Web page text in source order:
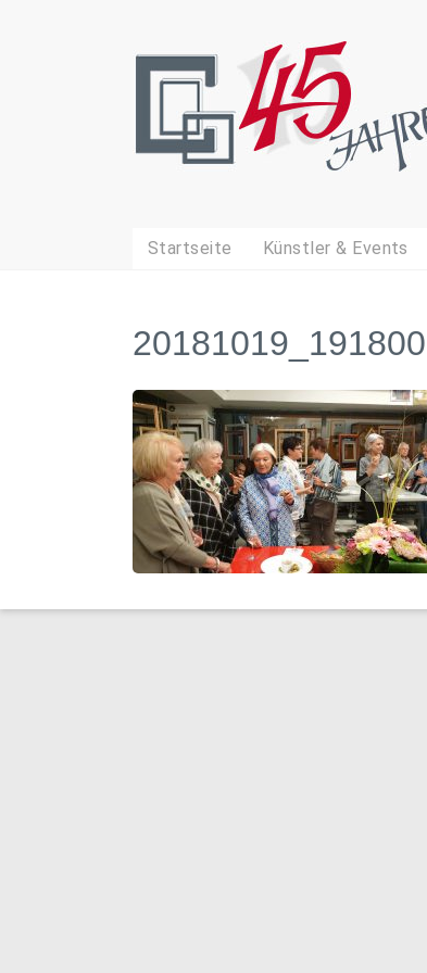
45
Jahre
Galerie
Startseite Künstler & Events
20181019_191800